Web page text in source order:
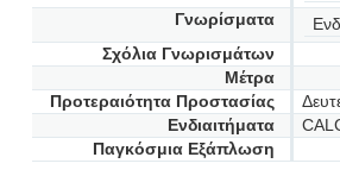
Γνωρίσματα
Σχόλια Γνωρισμάτων
Μέτρα
Προτεραιότητα Προστασίας
Ενδιαιτήματα
Παγκόσμια Εξάπλωση